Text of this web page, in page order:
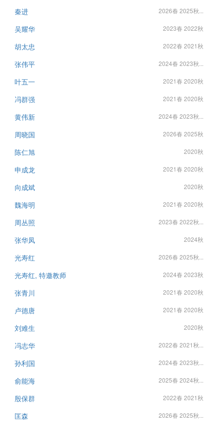
秦进 2026春 2025秋...
吴耀华 2023春 2022秋
胡太忠 2022春 2021秋
张伟平 2024春 2023秋...
叶五一 2021春 2020秋
冯群强 2021春 2020秋
黄伟新 2024春 2023秋...
周晓国 2026春 2025秋
陈仁旭 2020秋
申成龙 2021春 2020秋
向成斌 2020秋
魏海明 2021春 2020秋
周丛照 2023春 2022秋...
张华凤 2024秋
光寿红 2026春 2025秋...
光寿红, 特邀教师 2024春 2023秋
张青川 2021春 2020秋
卢德唐 2021春 2020秋
刘难生 2020秋
冯志华 2022春 2021秋...
孙利国 2024春 2023秋...
俞能海 2025春 2024秋...
殷保群 2022春 2021秋
匡森 2026春 2025秋...